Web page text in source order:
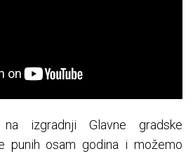
izgradnji Glavne gradske
punih osam godina i možemo